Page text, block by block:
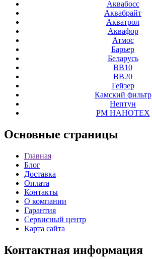
Аквабосс
Аквабрайт
Акватрол
Аквафор
Атмос
Барьер
Беларусь
ВВ10
ВВ20
Гейзер
Камский фильтр
Нептун
РМ НАНОТЕХ
Основные страницы
Главная
Блог
Доставка
Оплата
Контакты
О компании
Гарантия
Сервисный центр
Карта сайта
Контактная информация